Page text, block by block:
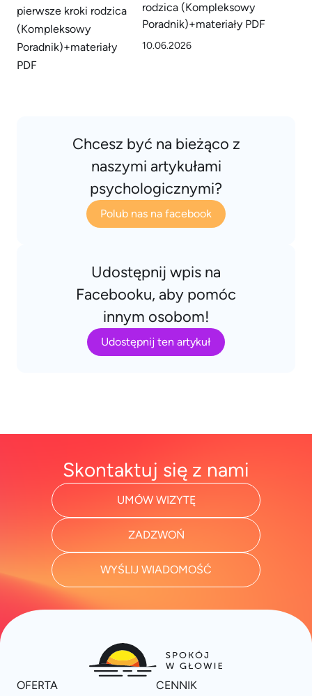
rodzica (Kompleksowy
Poradnik)+materiały PDF
10.06.2026
Chcesz być na bieżąco z
naszymi artykułami
psychologicznymi?
Polub nas na facebook
Udostępnij wpis na
Facebooku, aby pomóc
innym osobom!
Udostępnij ten artykuł
Skontaktuj się z nami
UMÓW WIZYTĘ
ZADZWOŃ
WYŚLIJ WIADOMOŚĆ
OFERTA
CENNIK